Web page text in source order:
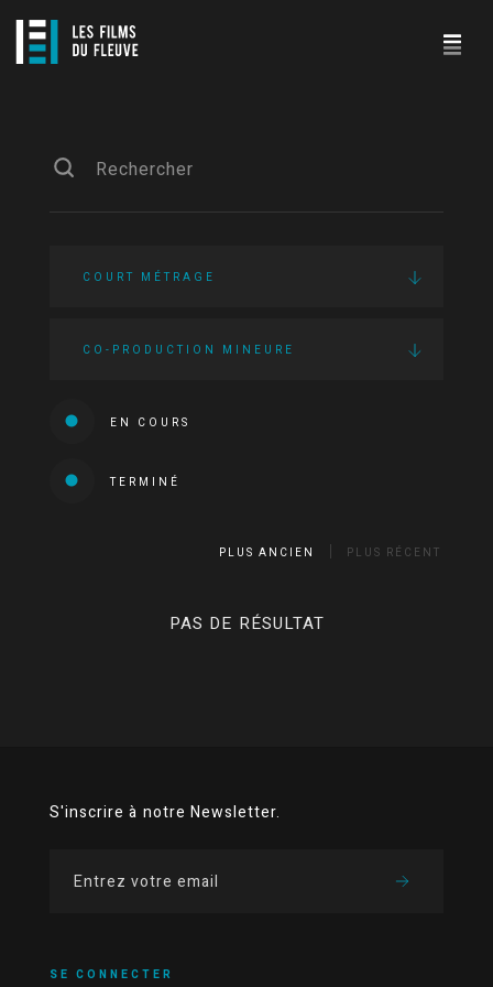
COURT MÉTRAGE
CO-PRODUCTION MINEURE
EN COURS
TERMINÉ
PLUS ANCIEN PLUS RÉCENT
PAS DE RÉSULTAT
S'inscrire à notre Newsletter.
SE CONNECTER